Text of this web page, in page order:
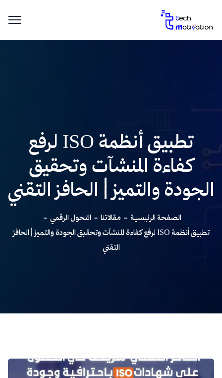
تطبيق أنظمة ISO لرفع
كفاءة المنشآت وتحقيق
الجودة والتميز | الحافز التقني
الصفحة الرئيسية مقالاتنا
التحول الرقمي
تطبيق أنظمة ISO لرفع كفاءة المنشآت وتحقيق الجودة والتميز | الحافز
التقني